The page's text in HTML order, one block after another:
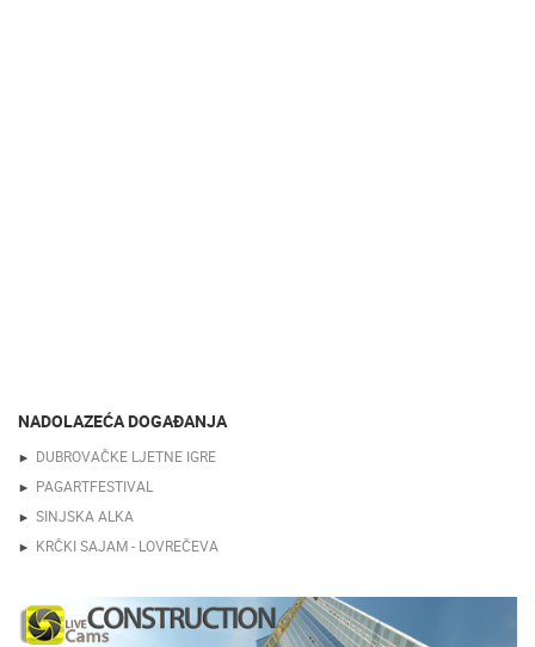
NADOLAZEĆA DOGAĐANJA
DUBROVAČKE LJETNE IGRE
PAGARTFESTIVAL
SINJSKA ALKA
KRČKI SAJAM - LOVREČEVA